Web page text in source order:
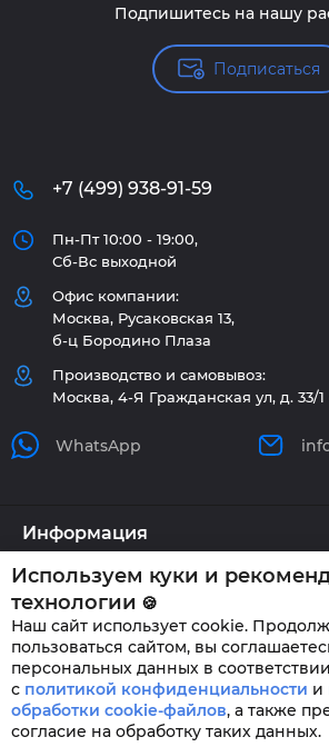
Подпишитесь на нашу
Подписаться
+7 (499) 938-91-59
Пн-Пт 10:00 - 19:00,
Сб-Вс выходной
Офис компании:
Москва, Русаковская 13,
б-ц Бородино Плаза
Производство и самовывоз:
Москва, 4-Я Гражданская ул, д. 33/1
WhatsApp
Информация
Каталог
Клиенту
QWERTYGIFTS ©
Используем куки и
технологии 🍪
Наш сайт использует cookie.
пользоваться сайтом, вы
персональных данных в соответствии
с политикой конфиденциальности и
обработки cookie-файлов, а также
согласие на обработку таких данных.